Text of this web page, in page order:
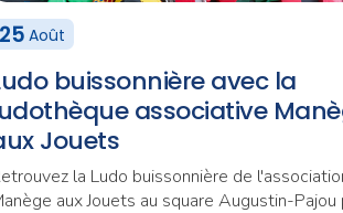
25 Août
buissonnière avec la
associative
Jouets
la Ludo buissonnière de
aux Jouets au square Augustin-Pajou